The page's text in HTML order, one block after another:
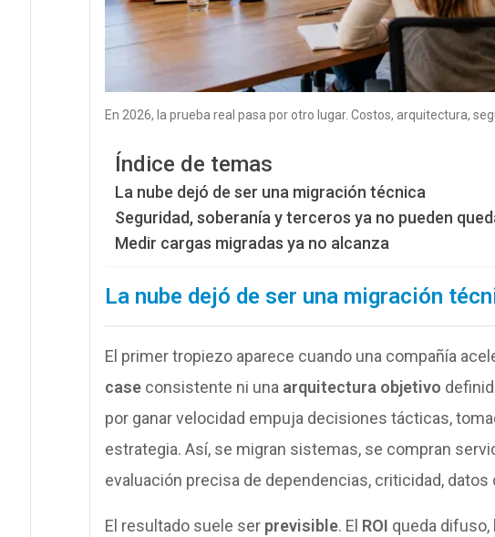
En 2026, la prueba real pasa por otro lugar. Costos, arquitectura,
Índice de temas
La nube dejó de ser una migración técnica
Seguridad, soberanía y terceros ya no pueden
Medir cargas migradas ya no alcanza
La nube dejó de ser una migración
El primer tropiezo aparece cuando una compañía
caseconsistente ni una arquitectura objetivo
por ganar velocidad empuja decisiones tácticas,
estrategia. Así, se migran sistemas, se compran
evaluación precisa de dependencias, criticidad,
El resultado suele ser previsible. El ROI queda difuso,